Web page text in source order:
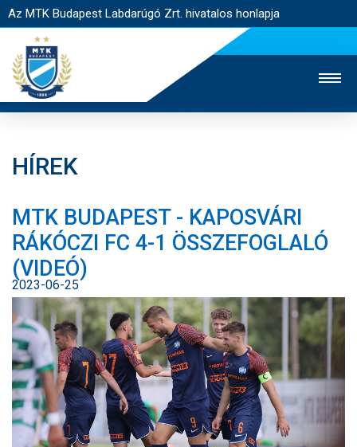
Az MTK Budapest Labdarúgó Zrt. hivatalos honlapja
JEGYÉRTÉKESÍTÉS
WEBSHOP
STADION
EGYESÜLET
KAPCSOLAT
NYITÓLAP
HÍREK
CSAPATOK
MÉRKŐZÉSEK
KLUB
HÍREK
MTK BUDAPEST - KAPOSVÁRI
RÁKÓCZI FC 4-1 ÖSSZEFOGLALÓ
(VIDEÓ)
2023-06-25